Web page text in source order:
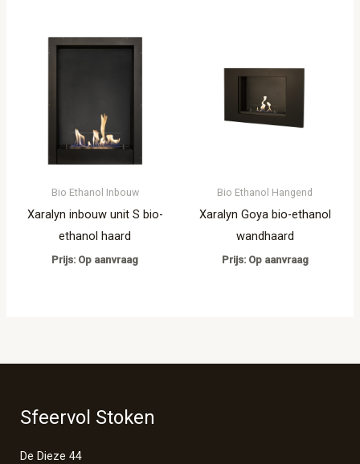
Bio Ethanol Inbouw
Xaralyn inbouw unit S bio-
ethanol haard
Prijs: Op aanvraag
Bio Ethanol Hangend
Xaralyn Goya bio-ethanol
wandhaard
Prijs: Op aanvraag
Sfeervol Stoken
De Dieze 44